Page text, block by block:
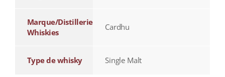
Marque/Distillerie
Whiskies
Cardhu
Type de whisky Single Malt